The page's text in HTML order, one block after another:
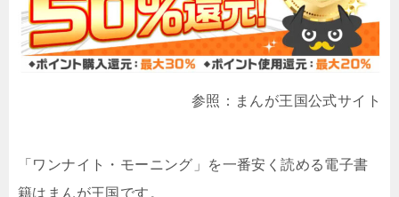
参照：まんが王国公式サイト
「ワンナイト・モーニング」を一番安く読める電子書
籍はまんが王国です。